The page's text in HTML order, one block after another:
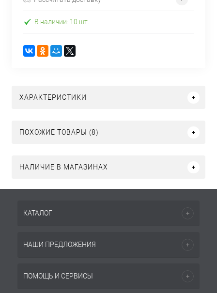
В наличии: 10 шт.
ХАРАКТЕРИСТИКИ
ПОХОЖИЕ ТОВАРЫ (8)
НАЛИЧИЕ В МАГАЗИНАХ
КАТАЛОГ
НАШИ ПРЕДЛОЖЕНИЯ
ПОМОЩЬ И СЕРВИСЫ